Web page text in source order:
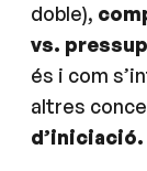
doble),
vs.
és i com
altres
d’iniciació.